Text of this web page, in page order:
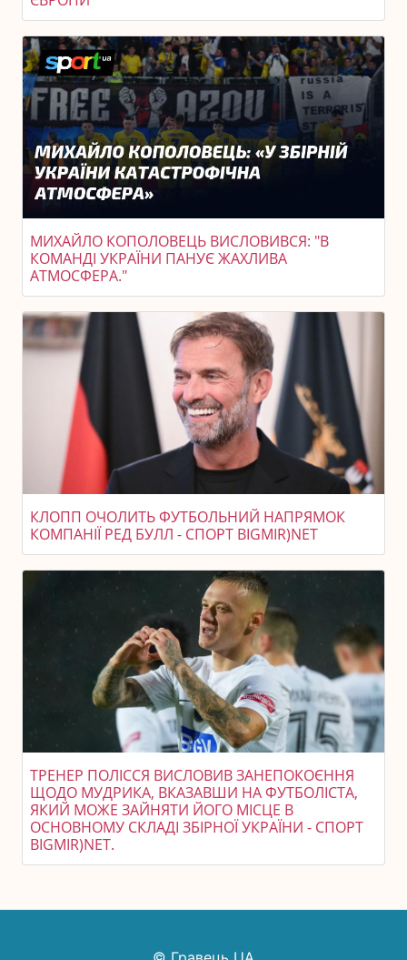
МИХАЙЛО КОПОЛОВЕЦЬ ВИСЛОВИВСЯ: "В
КОМАНДІ УКРАЇНИ ПАНУЄ ЖАХЛИВА
АТМОСФЕРА."
КЛОПП ОЧОЛИТЬ ФУТБОЛЬНИЙ НАПРЯМОК
КОМПАНІЇ РЕД БУЛЛ - СПОРТ BIGMIR)NET
ТРЕНЕР ПОЛІССЯ ВИСЛОВИВ ЗАНЕПОКОЄННЯ
ЩОДО МУДРИКА, ВКАЗАВШИ НА ФУТБОЛІСТА,
ЯКИЙ МОЖЕ ЗАЙНЯТИ ЙОГО МІСЦЕ В
ОСНОВНОМУ СКЛАДІ ЗБІРНОЇ УКРАЇНИ - СПОРТ
BIGMIR)NET.